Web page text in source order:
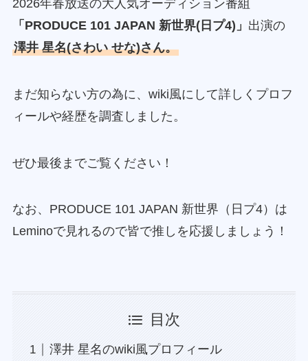
2026年春放送の大人気オーディション番組
「PRODUCE 101 JAPAN 新世界(日プ4)」 出演の
澤井 星名(さわい せな)さん。
まだ知らない方の為に、wiki風にして詳しくプロフ
ィールや経歴を調査しました。
ぜひ最後までご覧ください！
なお、PRODUCE 101 JAPAN 新世界（日プ4）は
Leminoで見れるので皆で推しを応援しましょう！
目次
澤井 星名のwiki風プロフィール